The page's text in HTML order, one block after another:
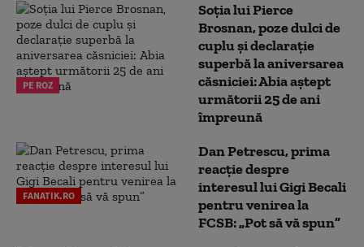
PE ROZ
Soția lui Pierce
Brosnan, poze dulci de
cuplu și declarație
superbă la aniversarea
căsniciei: Abia aștept
următorii 25 de ani
împreună
FANATIK.RO
Dan Petrescu, prima
reacție despre
interesul lui Gigi Becali
pentru venirea la
FCSB: „Pot să vă spun”